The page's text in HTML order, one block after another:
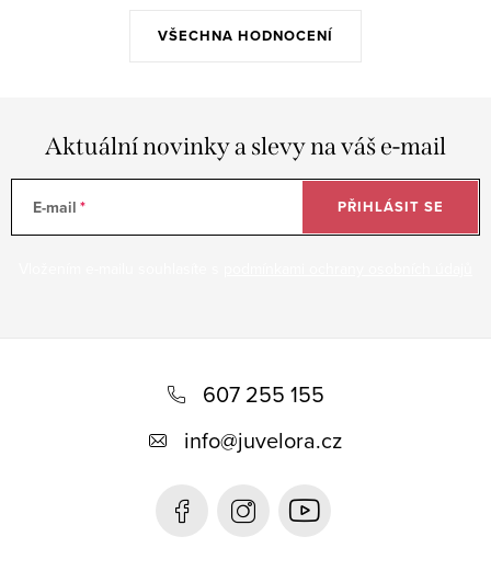
VŠECHNA HODNOCENÍ
Aktuální novinky a slevy na váš e-mail
E-mail PŘIHLÁSIT SE
607 255 155
info@juvelora.cz